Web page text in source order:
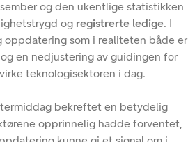
og den ukentlige statistikken
og registrerte ledige. I
som i realiteten både er
en nedjustering av guidingen for
teknologisektoren i dag.
bekreftet en betydelig
opprinnelig hadde forventet,